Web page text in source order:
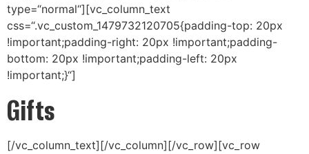
type=“normal“][vc_column_text
css=“.vc_custom_1479732120705{padding-top: 20px
!important;padding-right: 20px !important;padding-
bottom: 20px !important;padding-left: 20px
!important;}“]
Gifts
[/vc_column_text][/vc_column][/vc_row][vc_row